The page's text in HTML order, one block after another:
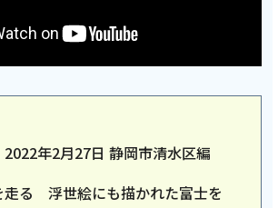
伊豆市の紅葉狩りRUN！【前
9:00~ 放送開始】
年2月27日 静岡市清水区編
走る 浮世絵にも描かれた富士を